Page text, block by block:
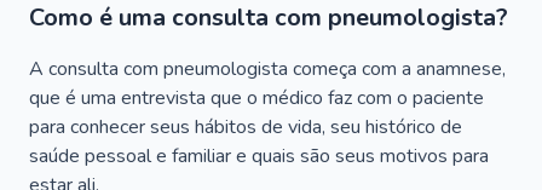
Como é uma consulta com pneumologista?
A consulta com pneumologista começa com a anamnese,
que é uma entrevista que o médico faz com o paciente
para conhecer seus hábitos de vida, seu histórico de
saúde pessoal e familiar e quais são seus motivos para